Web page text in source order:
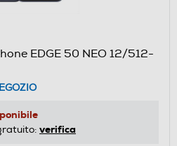
EDGE 50 NEO 12/512-
verifica